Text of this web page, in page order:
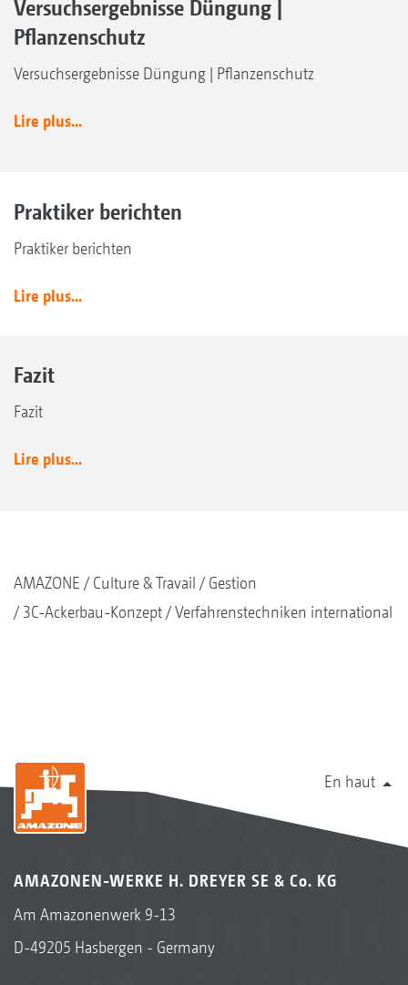
Versuchsergebnisse Düngung |
Pflanzenschutz
Versuchsergebnisse Düngung | Pflanzenschutz
Lire plus...
Praktiker berichten
Praktiker berichten
Lire plus...
Fazit
Fazit
Lire plus...
AMAZONE Culture & Travail
Gestion
3C-Ackerbau-Konzept
Verfahrenstechniken international
En haut
AMAZONEN-WERKE H. DREYER SE & Co. KG
Am Amazonenwerk 9-13
D-49205 Hasbergen - Germany